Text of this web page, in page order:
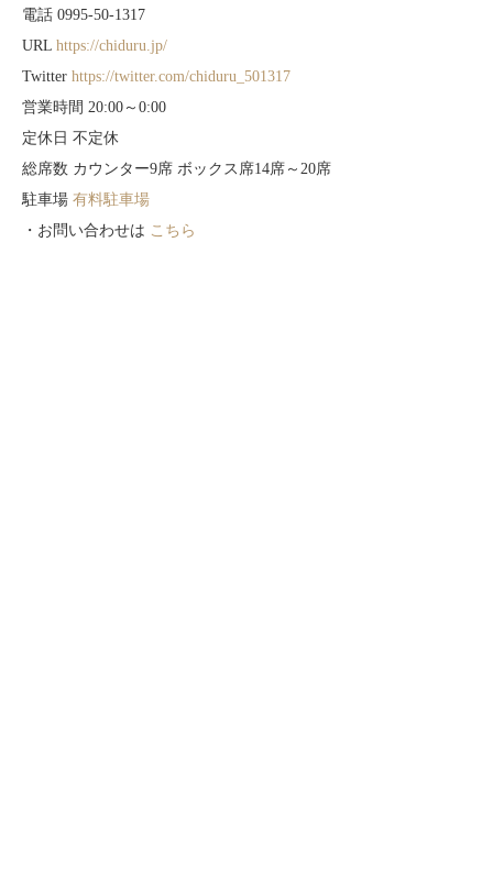
電話 0995-50-1317
URL https://chiduru.jp/
Twitter https://twitter.com/chiduru_501317
営業時間 20:00～0:00
定休日 不定休
総席数 カウンター9席 ボックス席14席～20席
駐車場 有料駐車場
・お問い合わせは こちら